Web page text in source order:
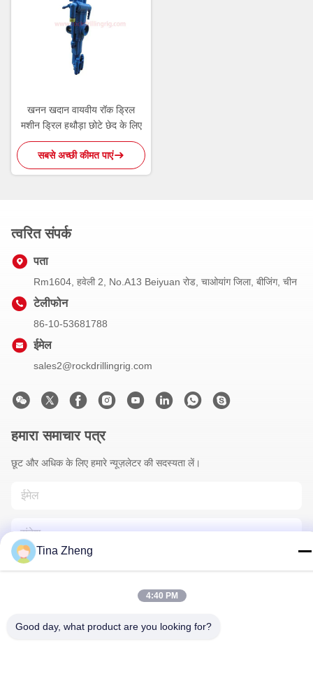
खनन खदान वायवीय रॉक ड्रिल
मशीन ड्रिल हथौड़ा छोटे छेद के लिए
सबसे अच्छी कीमत पाएं
त्वरित संपर्क
पता
Rm1604, हवेली 2, No.A13 Beiyuan रोड, चाओयांग जिला, बीजिंग, चीन
टेलीफोन
86-10-53681788
ईमेल
sales2@rockdrillingrig.com
हमारा समाचार पत्र
छूट और अधिक के लिए हमारे न्यूज़लेटर की सदस्यता लें।
Tina Zheng
4:40 PM
Good day, what product are you looking for?